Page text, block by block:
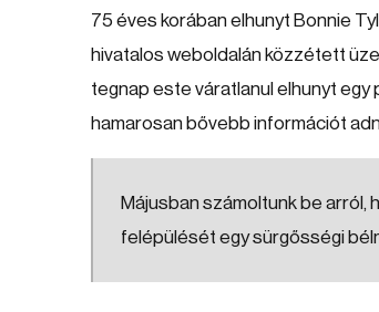
75 éves korában elhunyt Bonnie
hivatalos weboldalán közzétett
tegnap este váratlanul elhunyt
hamarosan bővebb információt
Májusban számoltunk be arról,
felépülését egy sürgősségi